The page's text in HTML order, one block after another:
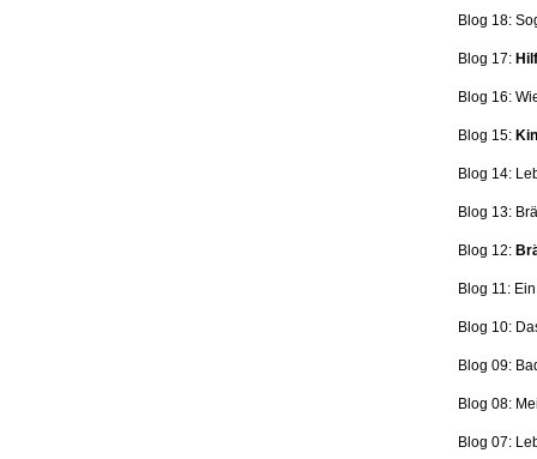
Blog 18:
Blog 17:
Blog 16:
Blog 15:
Blog 14:
Blog 13:
Blog 12:
Blog 11:
Blog 10:
Blog 09:
Blog 08:
Blog 07: